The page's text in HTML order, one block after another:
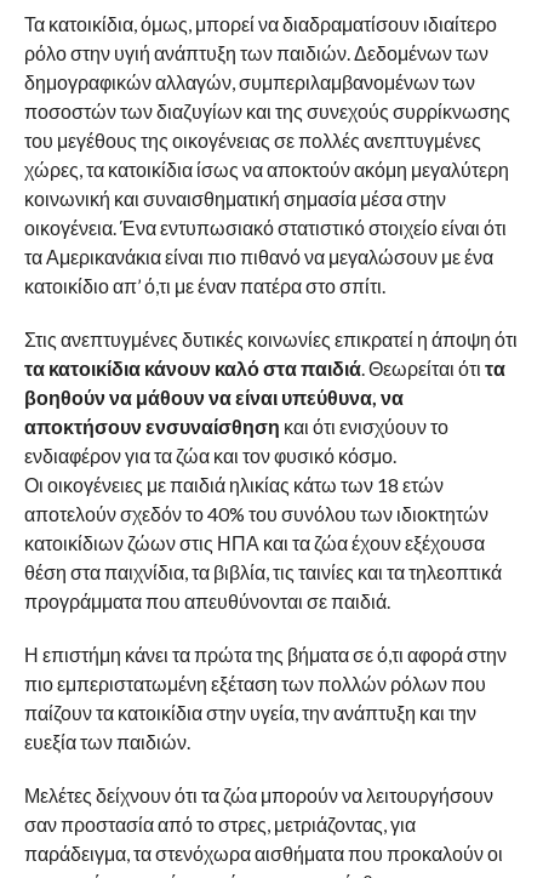
Τα κατοικίδια, όμως, μπορεί να διαδραματίσουν ιδιαίτερο
ρόλο στην υγιή ανάπτυξη των παιδιών. Δεδομένων των
δημογραφικών αλλαγών, συμπεριλαμβανομένων των
ποσοστών των διαζυγίων και της συνεχούς συρρίκνωσης
του μεγέθους της οικογένειας σε πολλές ανεπτυγμένες
χώρες, τα κατοικίδια ίσως να αποκτούν ακόμη μεγαλύτερη
κοινωνική και συναισθηματική σημασία μέσα στην
οικογένεια. Ένα εντυπωσιακό στατιστικό στοιχείο είναι ότι
τα Αμερικανάκια είναι πιο πιθανό να μεγαλώσουν με ένα
κατοικίδιο απ’ ό,τι με έναν πατέρα στο σπίτι.
Στις ανεπτυγμένες δυτικές κοινωνίες επικρατεί η άποψη ότι
τα κατοικίδια κάνουν καλό στα παιδιά. Θεωρείται ότι τα
βοηθούν να μάθουν να είναι υπεύθυνα, να
αποκτήσουν ενσυναίσθηση και ότι ενισχύουν το
ενδιαφέρον για τα ζώα και τον φυσικό κόσμο.
Οι οικογένειες με παιδιά ηλικίας κάτω των 18 ετών
αποτελούν σχεδόν το 40% του συνόλου των ιδιοκτητών
κατοικίδιων ζώων στις ΗΠΑ και τα ζώα έχουν εξέχουσα
θέση στα παιχνίδια, τα βιβλία, τις ταινίες και τα τηλεοπτικά
προγράμματα που απευθύνονται σε παιδιά.
Η επιστήμη κάνει τα πρώτα της βήματα σε ό,τι αφορά στην
πιο εμπεριστατωμένη εξέταση των πολλών ρόλων που
παίζουν τα κατοικίδια στην υγεία, την ανάπτυξη και την
ευεξία των παιδιών.
Μελέτες δείχνουν ότι τα ζώα μπορούν να λειτουργήσουν
σαν προστασία από το στρες, μετριάζοντας, για
παράδειγμα, τα στενόχωρα αισθήματα που προκαλούν οι